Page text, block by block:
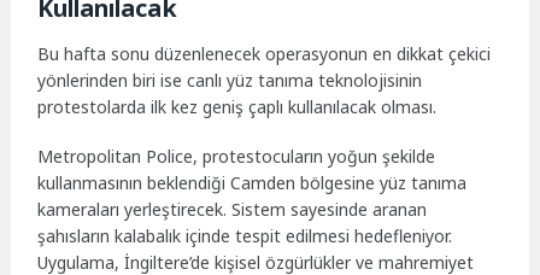
Kullanılacak
Bu hafta sonu düzenlenecek operasyonun en dikkat çekici
yönlerinden biri ise canlı yüz tanıma teknolojisinin
protestolarda ilk kez geniş çaplı kullanılacak olması.
Metropolitan Police, protestocuların yoğun şekilde
kullanmasının beklendiği Camden bölgesine yüz tanıma
kameraları yerleştirecek. Sistem sayesinde aranan
şahısların kalabalık içinde tespit edilmesi hedefleniyor.
Uygulama, İngiltere’de kişisel özgürlükler ve mahremiyet